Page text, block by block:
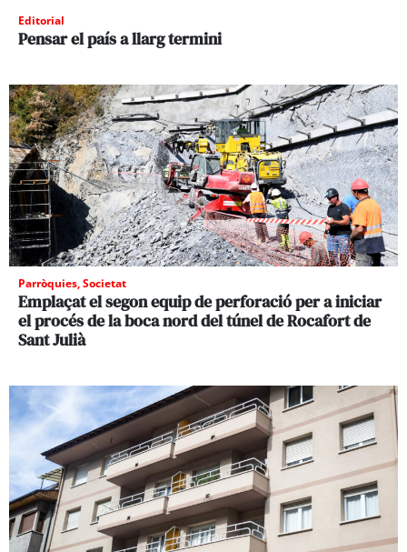
Editorial
Pensar el país a llarg termini
Parròquies,Societat
Emplaçat el segon equip de perforació per a iniciar
el procés de la boca nord del túnel de Rocafort de
Sant Julià